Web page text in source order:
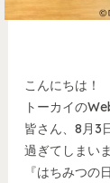
こんにちは！
トーカイの
皆さん、8月3
過ぎてしまい
『はちみつの